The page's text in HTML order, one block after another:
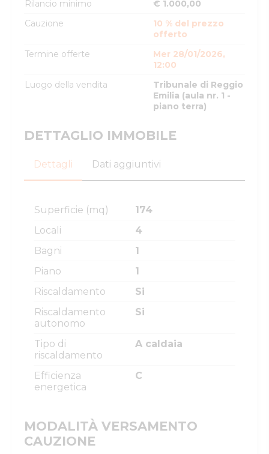
Rilancio minimo
€ 1.000,00
Cauzione
10 % del prezzo
offerto
Termine offerte
Mer 28/01/2026,
12:00
Luogo della vendita
Tribunale di Reggio
Emilia (aula nr. 1 -
piano terra)
DETTAGLIO IMMOBILE
Dettagli Dati aggiuntivi
Superficie (mq)
174
Locali
4
Bagni
1
Piano
1
Riscaldamento
Si
Riscaldamento
autonomo
Si
Tipo di
riscaldamento
A caldaia
Efficienza
energetica
C
MODALITÀ VERSAMENTO
CAUZIONE